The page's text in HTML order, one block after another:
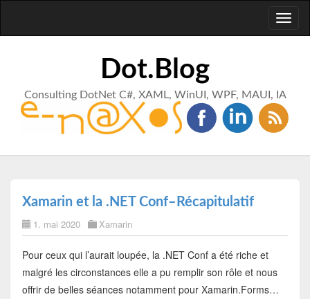
Dot.Blog
Consulting DotNet C#, XAML, WinUI, WPF, MAUI, IA
Xamarin et la .NET Conf–Récapitulatif
1. mai 2020 Xamarin
Pour ceux qui l’aurait loupée, la .NET Conf a été riche et
malgré les circonstances elle a pu remplir son rôle et nous
offrir de belles séances notamment pour Xamarin.Forms…